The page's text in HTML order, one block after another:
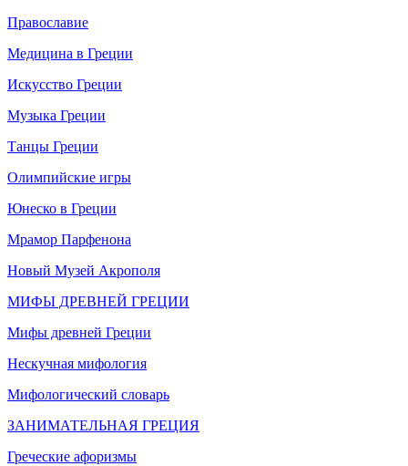
Православие
Медицина в Греции
Искусство Греции
Музыка Греции
Танцы Греции
Олимпийские игры
Юнеско в Греции
Мрамор Парфенона
Новый Музей Акрополя
МИФЫ ДРЕВНЕЙ ГРЕЦИИ
Мифы древней Греции
Нескучная мифология
Мифологический словарь
ЗАНИМАТЕЛЬНАЯ ГРЕЦИЯ
Греческие афоризмы